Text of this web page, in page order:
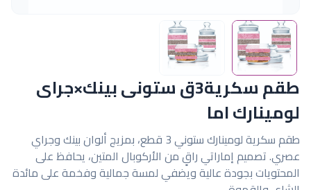
طقم سكرية3ق ستونى بينك×جراى
لومينارك اما
طقم سكرية لومينارك ستوني 3 قطع، بمزيج ألوان بينك وجراي
عصري. تصميم إماراتي راقٍ من الأركوبال المتين، يحافظ على
المحتويات بجودة عالية ويضفي لمسة جمالية وفخمة على مائدة